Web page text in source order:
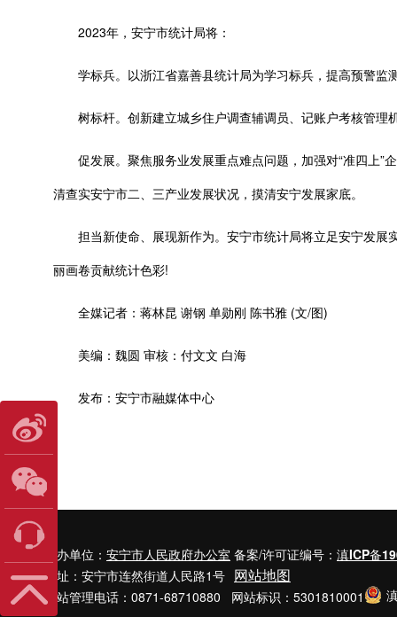
2023年，安宁市统计局将：
学标兵。以浙江省嘉善县统计局为学习标兵，提高预警监
树标杆。创新建立城乡住户调查辅调员、记账户考核管理
促发展。聚焦服务业发展重点难点问题，加强对“准四上”
清查实安宁市二、三产业发展状况，摸清安宁发展家底。
担当新使命、展现新作为。安宁市统计局将立足安宁发展
丽画卷贡献统计色彩!
全媒记者：蒋林昆 谢钢 单勋刚 陈书雅 (文/图)
美编：魏圆 审核：付文文 白海
发布：安宁市融媒体中心
主办单位： 安宁市人民政府办公室 备案/许可证编号： 滇ICP备
地址：安宁市连然街道人民路1号 网站地图
网站管理电话：0871-68710880 网站标识：5301810001